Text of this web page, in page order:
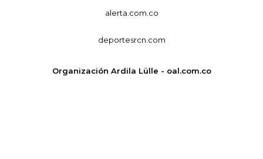
alerta.com.co
deportesrcn.com
Organización Ardila Lülle - oal.com.co